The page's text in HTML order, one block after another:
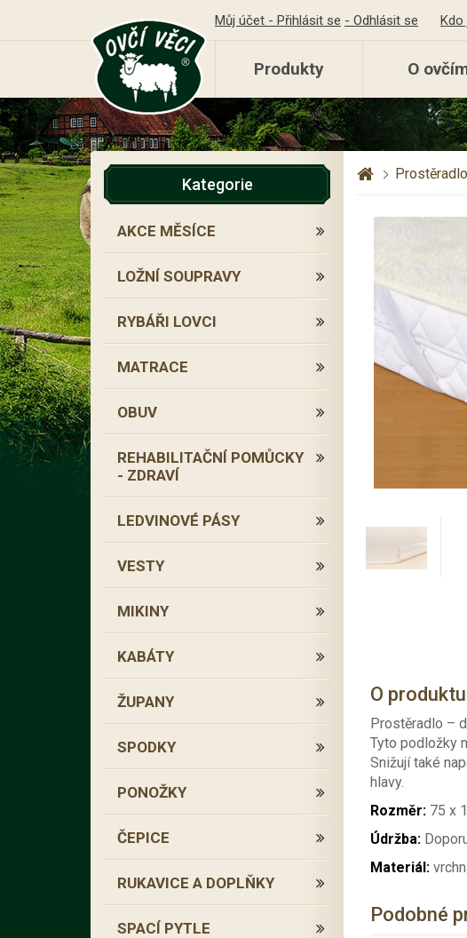
Můj účet - Přihlásit se - Odhlásit se Kdo
Produkty O
Kategorie
AKCE MĚSÍCE
LOŽNÍ SOUPRAVY
RYBÁŘI LOVCI
MATRACE
OBUV
REHABILITAČNÍ POMŮCKY
- ZDRAVÍ
LEDVINOVÉ PÁSY
VESTY
MIKINY
KABÁTY
ŽUPANY
SPODKY
PONOŽKY
ČEPICE
RUKAVICE A DOPLŇKY
SPACÍ PYTLE
O produktu
Prostěradlo –
Tyto podložky
Snižují také
hlavy.
Rozměr: 75 x
Údržba:
Materiál:
Podobné